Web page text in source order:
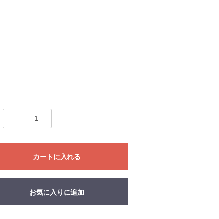
カートに入れる
お気に入りに追加